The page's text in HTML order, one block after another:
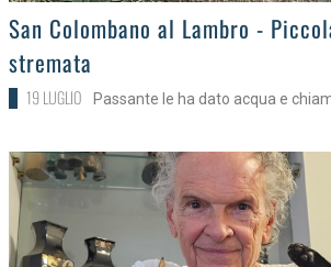
>
San Colombano al Lambro -
stremata
19 LUGLIO Passante le ha dato acqua e